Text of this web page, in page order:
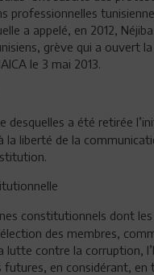
professionnelles
a appelé, en 2012,
grève qui a ouvert
le 3 mai 2013.
a été retirée
liberté de la
constitutionnels dont
des membres,
lutte contre la corruption,
en considérant, en